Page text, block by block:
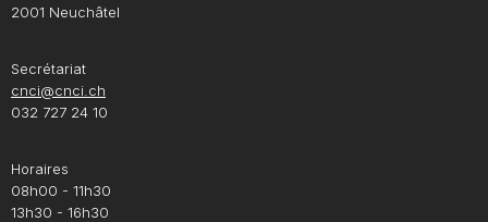
2001 Neuchâtel
Secrétariat
cnci@cnci.ch
032 727 24 10
Horaires
08h00 - 11h30
13h30 - 16h30